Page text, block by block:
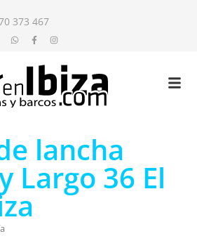
373 467
lancha
Largo 36 El